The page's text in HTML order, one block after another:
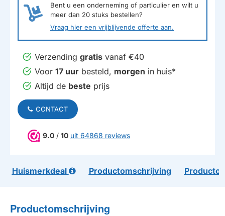
Bent u een onderneming of particulier en wilt u
meer dan 20 stuks bestellen?
Vraag hier een vrijblijvende offerte aan.
Verzending gratis vanaf €40
Voor 17 uur besteld, morgen in huis*
Altijd de beste prijs
CONTACT
9.0 / 10 uit 64868 reviews
Huismerkdeal Productomschrijving
Productomschrijving